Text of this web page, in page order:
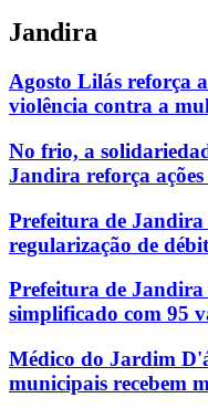
Jandira
Agosto Lilás reforça
violência contra a
No frio, a
Jandira reforça ações
Prefeitura de
regularização de
Prefeitura de Jandira
simplificado com 95
Médico do Jardim
municipais recebem